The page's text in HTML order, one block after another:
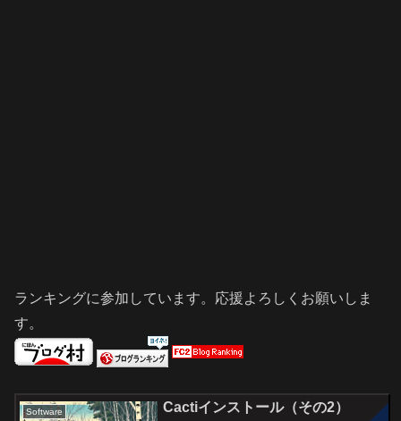
ランキングに参加しています。応援よろしくお願いしま
す。
Software Cactiインストール（その2）